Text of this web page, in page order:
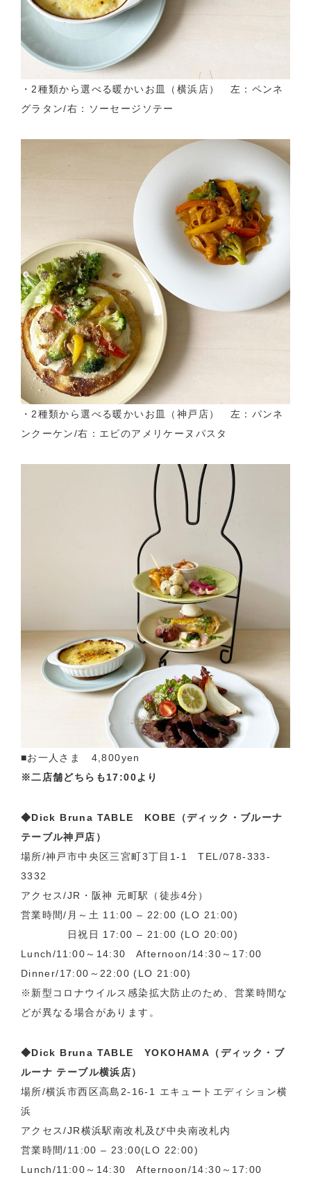
・2種類から選べる暖かいお皿（横浜店） 左：ペンネ
グラタン/右：ソーセージソテー
・2種類から選べる暖かいお皿（神戸店） 左：パンネ
ンクーケン/右：エビのアメリケーヌパスタ
■お一人さま 4,800yen
※二店舗どちらも17:00より
◆Dick Bruna TABLE KOBE（ディック・ブルーナ
テーブル神戸店）
場所/神戸市中央区三宮町3丁目1-1 TEL/078-333-
3332
アクセス/JR・阪神 元町駅（徒歩4分）
営業時間/月～土 11:00 – 22:00 (LO 21:00)
日祝日 17:00 – 21:00 (LO 20:00)
Lunch/11:00～14:30 Afternoon/14:30～17:00
Dinner/17:00～22:00 (LO 21:00)
※新型コロナウイルス感染拡大防止のため、営業時間な
どが異なる場合があります。
◆Dick Bruna TABLE YOKOHAMA（ディック・ブ
ルーナ テーブル横浜店）
場所/横浜市西区高島2-16-1 エキュートエディション横
浜
アクセス/JR横浜駅南改札及び中央南改札内
営業時間/11:00 – 23:00(LO 22:00)
Lunch/11:00～14:30 Afternoon/14:30～17:00